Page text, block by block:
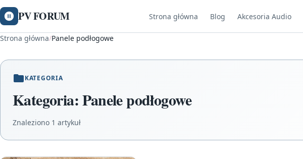
PV FORUM Strona główna Blog Akcesoria Audio
Strona główna/Panele podłogowe
KATEGORIA
Kategoria:Panele podłogowe
Znaleziono 1 artykuł